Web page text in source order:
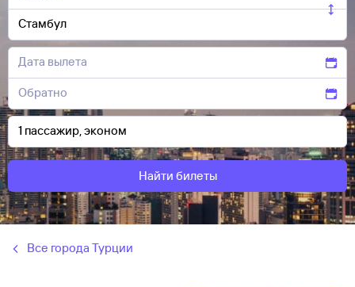
Найти билеты
Все города Турции